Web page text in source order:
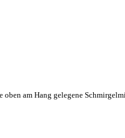
am Hang gelegene